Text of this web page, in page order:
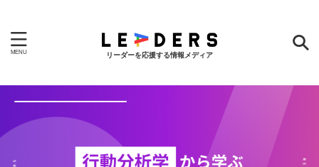
リーダーを応援する情報メディア